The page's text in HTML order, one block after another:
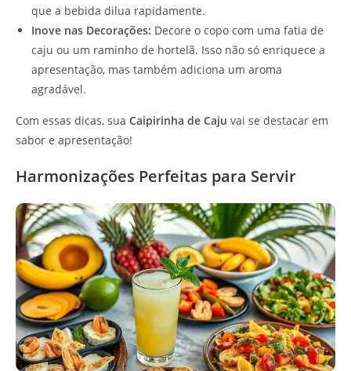
que a bebida dilua rapidamente.
Inove nas Decorações: Decore o copo com uma fatia de
caju ou um raminho de hortelã. Isso não só enriquece a
apresentação, mas também adiciona um aroma
agradável.
Com essas dicas, sua Caipirinha de Caju vai se destacar em
sabor e apresentação!
Harmonizações Perfeitas para Servir